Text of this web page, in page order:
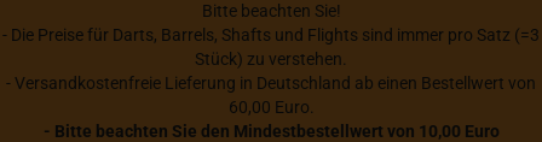
Bitte beachten Sie!
- Die Preise für Darts, Barrels, Shafts und Flights sind immer pro Satz (=3
Stück) zu verstehen.
- Versandkostenfreie Lieferung in Deutschland ab einen Bestellwert von
60,00 Euro.
- Bitte beachten Sie den Mindestbestellwert von 10,00 Euro